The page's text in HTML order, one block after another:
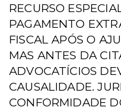
RECURSO
PAGAMENTO
FISCAL APÓS O
MAS ANTES DA
ADVOCATÍCIOS
CAUSALIDADE.
CONFORMIDADE